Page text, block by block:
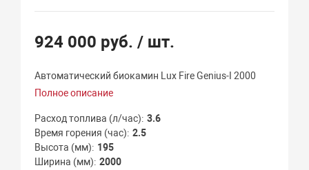
924 000 руб./ шт.
Автоматический биокамин Lux Fire Genius-I 2000
Полное описание
Расход топлива (л/час) 3.6
Время горения (час) 2.5
Высота (мм)
195
Ширина (мм) 2000